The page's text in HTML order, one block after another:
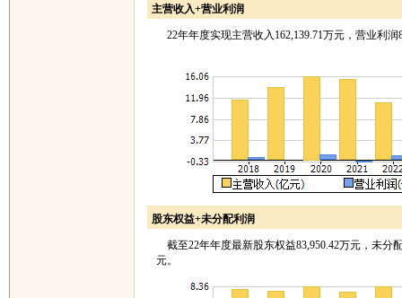
主营收入+营业利润
22年年度实现主营收入162,139.71万元，营业利润
股东权益+未分配利润
截至22年年度最新股东权益83,950.42万元，未分
元。